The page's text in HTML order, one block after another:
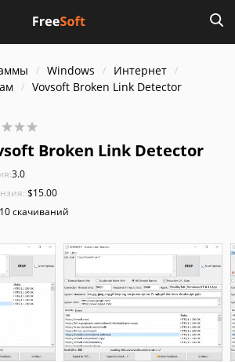
Windows
Интернет
Vovsoft Broken Link Detector
Broken Link Detector
3.0
$15.00
скачиваний